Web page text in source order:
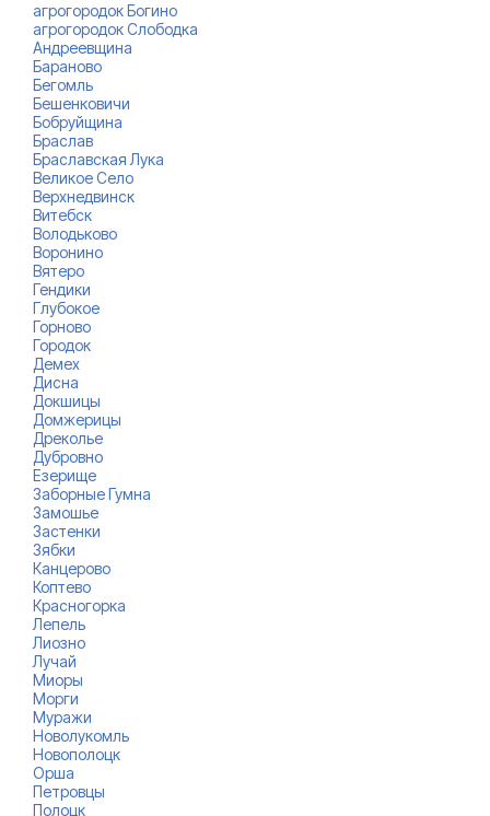
агрогородок Богино
агрогородок Слободка
Андреевщина
Бараново
Бегомль
Бешенковичи
Бобруйщина
Браслав
Браславская Лука
Великое Село
Верхнедвинск
Витебск
Володьково
Воронино
Вятеро
Гендики
Глубокое
Горново
Городок
Демех
Дисна
Докшицы
Домжерицы
Дреколье
Дубровно
Езерище
Заборные Гумна
Замошье
Застенки
Зябки
Канцерово
Коптево
Красногорка
Лепель
Лиозно
Лучай
Миоры
Морги
Муражи
Новолукомль
Новополоцк
Орша
Петровцы
Полоцк